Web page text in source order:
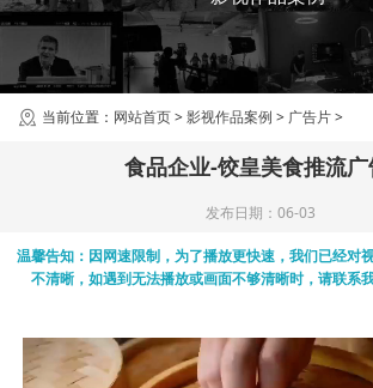
当前位置： 网站首页>影视作品案例 > 广告片>
食品企业-饺皇美食推流
发布日期：06-03
温馨告知：因网速限制，为了播放更快速，我们已经对
不清晰，如遇到无法播放或画面不够清晰时，请联系